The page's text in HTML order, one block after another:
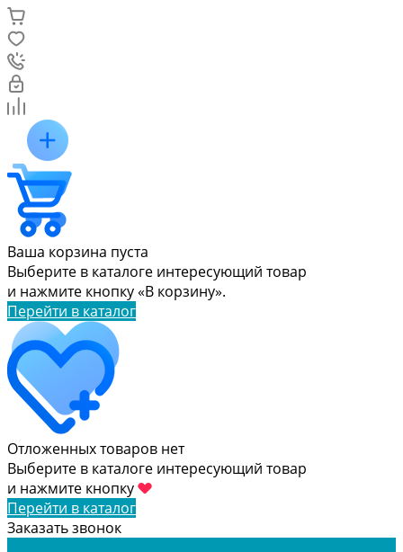
Ваша корзина пуста
Выберите в каталоге интересующий товар
и нажмите кнопку «В корзину».
Перейти в каталог
Отложенных товаров нет
Выберите в каталоге интересующий товар
и нажмите кнопку
Перейти в каталог
Заказать звонок